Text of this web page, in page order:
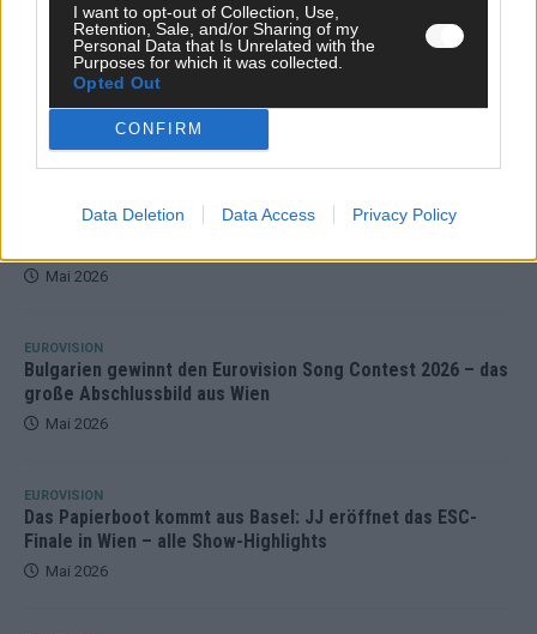
I want to opt-out of Collection, Use,
Retention, Sale, and/or Sharing of my
Personal Data that Is Unrelated with the
Purposes for which it was collected.
Opted Out
CONFIRM
Data Deletion Data Access Privacy Policy
ESC 2026: Ein Sieger, der klar überzeugt – und
Mai 2026
EUROVISION
Bulgarien gewinnt den Eurovision Song Contest 2026 – das
große Abschlussbild aus Wien
Mai 2026
EUROVISION
Das Papierboot kommt aus Basel: JJ eröffnet das ESC-
Finale in Wien – alle Show-Highlights
Mai 2026